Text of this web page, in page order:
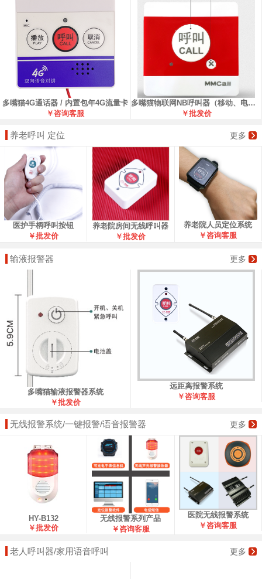
多嘴猫4G通话器 / 内置包年4G流量卡
￥咨询客服
多嘴猫物联网NB呼叫器（移动、电信版）
￥批发价
养老呼叫 定位 更多
医护手柄呼叫按钮
￥批发价
养老院房间无线呼叫器
￥批发价
养老院人员定位系统
￥咨询客服
输液报警器 更多
多嘴猫输液报警器系统
￥批发价
远距离报警系统
￥咨询客服
无线报警系统/一键报警/语音报警器 更多
HY-B132
￥批发价
无线报警系列产品
￥咨询客服
医院无线报警系统
￥咨询客服
老人呼叫器/家用语音呼叫 更多